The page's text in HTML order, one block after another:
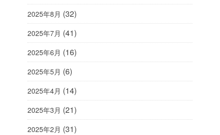
2025年8月 (32)
2025年7月 (41)
2025年6月 (16)
2025年5月 (6)
2025年4月 (14)
2025年3月 (21)
2025年2月 (31)